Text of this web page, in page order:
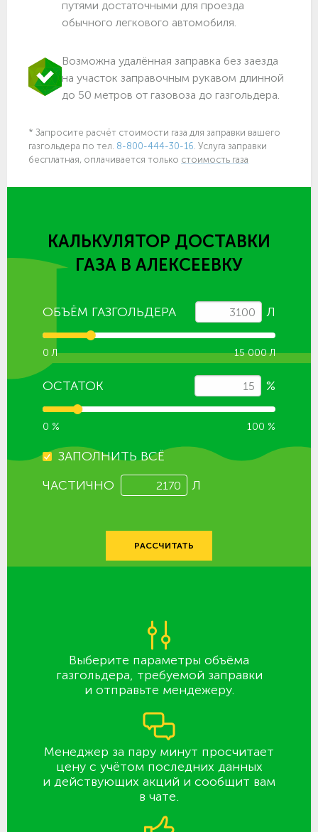
путями достаточными для проезда
обычного легкового автомобиля.
Возможна удалённая заправка без заезда
на участок заправочным рукавом длинной
до 50 метров от газовоза до газгольдера.
* Запросите расчёт стоимости газа для заправки вашего
газгольдера по тел. 8-800-444-30-16. Услуга заправки
бесплатная, оплачивается только стоимость газа
КАЛЬКУЛЯТОР ДОСТАВКИ
ГАЗА В АЛЕКСЕЕВКУ
ОБЪЁМ ГАЗГОЛЬДЕРА Л
0 Л 15 000 Л
ОСТАТОК %
0 % 100 %
ЗАПОЛНИТЬ ВСЁ
ЧАСТИЧНО
Л
РАССЧИТАТЬ
Выберите параметры объёма
газгольдера, требуемой заправки
и отправьте мендежеру.
Менеджер за пару минут просчитает
цену с учётом последних данных
и действующих акций и сообщит вам
в чате.